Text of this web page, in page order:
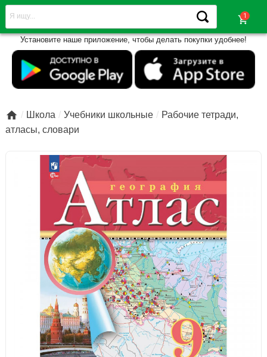
shopping_cart
Установите наше приложение, чтобы делать покупки удобнее!
 Школа Учебники школьные
Рабочие тетради,
атласы, словари